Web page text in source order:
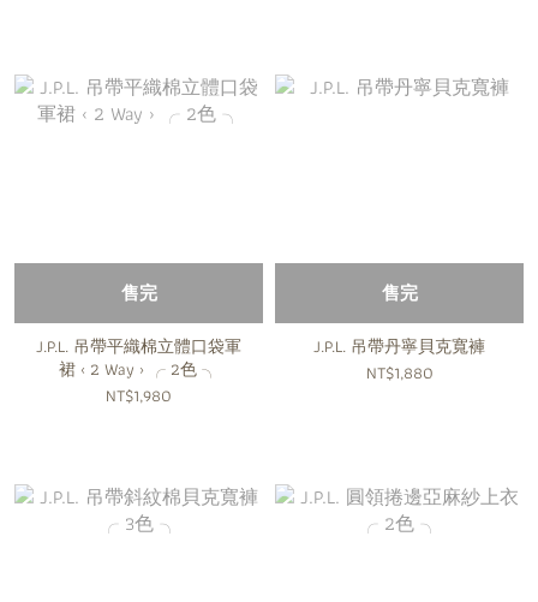
售完
J.P.L. 吊帶平織棉立體口袋軍
裙 ‹ 2 Way › ╭ 2色 ╮
NT$1,980
售完
J.P.L. 吊帶丹寧貝克寬褲
NT$1,880